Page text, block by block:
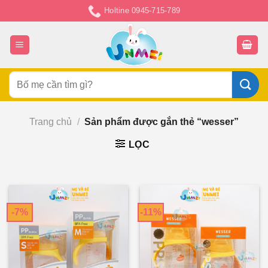
đến
nội
dung
Holtine 0945-715-789
Tìm
kiếm:
Trang chủ / Sản phẩm được gắn thẻ “wesser”
LỌC
-7% -11%